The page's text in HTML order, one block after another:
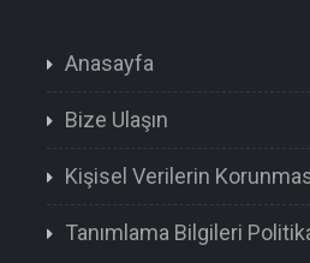
Anasayfa
Bize Ulaşın
Kişisel Verilerin
Tanımlama Bilgileri